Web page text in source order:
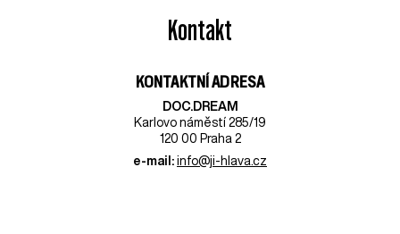
Kontakt
KONTAKTNÍ ADRESA
DOC.DREAM​
Karlovo náměstí 285/19
120 00 Praha 2
e-mail: info@ji-hlava.cz